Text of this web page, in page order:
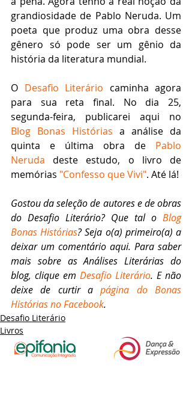
grandiosidade de Pablo Neruda. Um
poeta que produz uma obra desse
gênero só pode ser um gênio da
história da literatura mundial.
O Desafio Literário caminha agora
para sua reta final. No dia 25,
Blog Bonas Histórias a análise da
quinta e última obra de Pablo
Neruda deste estudo, o livro de
memórias "Confesso que Vivi"
Gostou da seleção de autores e de obras
do Desafio Literário? Que tal o Blog
Bonas Histórias? Seja o(a) primeiro(a) a
deixar um comentário aqui. Para saber
mais sobre as Análises Literárias do
blog, clique em Desafio Literário. E não
deixe de curtir a página do Bonas
Histórias no Facebook.
Desafio Literário
Livros